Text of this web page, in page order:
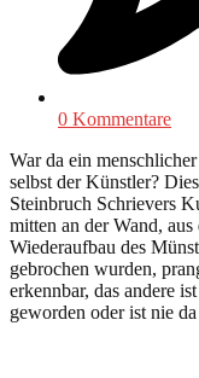
0 Kommentare
War da ein
selbst der Künstler?
Steinbruch Schrievers
mitten an der Wand,
Wiederaufbau des
gebrochen wurden,
erkennbar, das andere
geworden oder ist nie